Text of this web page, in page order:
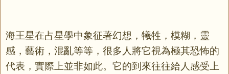
海王星在占星學中象征著幻想，犧牲，模糊，靈
感，藝術，混亂等等，很多人將它視為極其恐怖的
代表，實際上並非如此。它的到來往往給人感受上